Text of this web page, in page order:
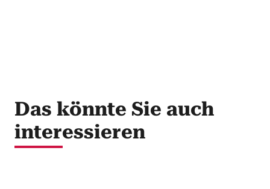
Das könnte Sie auch
interessieren